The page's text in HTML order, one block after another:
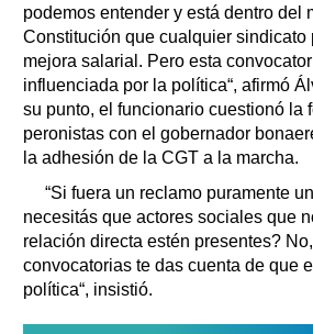
podemos entender y está dentro del
Constitución que cualquier sindicato
mejora salarial. Pero esta
influenciada por la política“, afirmó
su punto, el funcionario cuestionó la
peronistas con el gobernador
la adhesión de la CGT a la marcha.
“Si fuera un reclamo puramente
necesitás que actores sociales que
relación directa estén presentes?
convocatorias te das cuenta de que
política“, insistió.